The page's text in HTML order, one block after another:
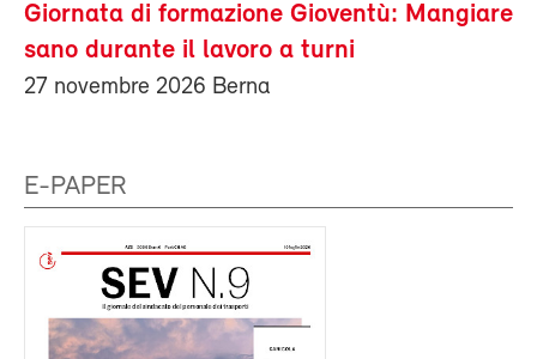
Giornata di formazione Gioventù: Mangiare
sano durante il lavoro a turni
27 novembre 2026 Berna
E-PAPER